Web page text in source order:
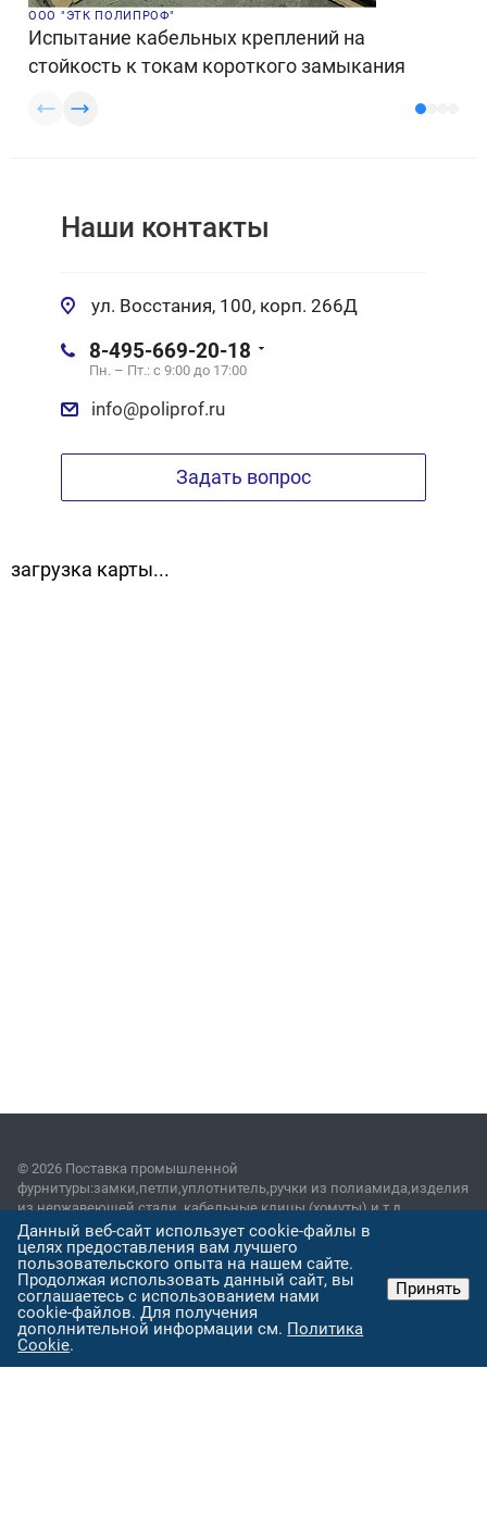
ООО "ЭТК ПОЛИПРОФ"
Испытание кабельных креплений на
стойкость к токам короткого замыкания
Наши контакты
ул. Восстания, 100, корп. 266Д
8-495-669-20-18
Пн. – Пт.: с 9:00 до 17:00
info@poliprof.ru
Задать вопрос
загрузка карты...
© 2026 Поставка промышленной
фурнитуры:замки,петли,уплотнитель,ручки из полиамида,изделия
из нержавеющей стали, кабельные клицы (хомуты) и т.д.
Пользовательское соглашение
Версия для печати
Наши контакты
Данный веб-сайт использует cookie-файлы в
целях предоставления вам лучшего
пользовательского опыта на нашем сайте.
Продолжая использовать данный сайт, вы
соглашаетесь с использованием нами
cookie-файлов. Для получения
дополнительной информации см. Политика
Cookie.
Принять